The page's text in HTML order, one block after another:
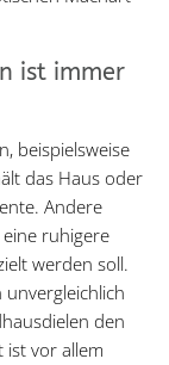
ist immer
beispielsweise
das Haus oder
Andere
ruhigere
werden soll.
den
ist vor allem